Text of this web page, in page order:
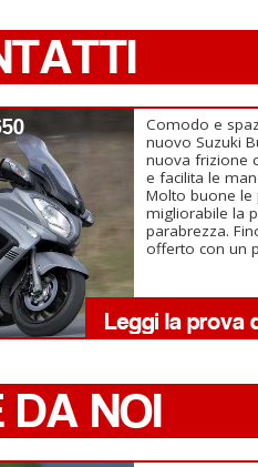
Comodo e
nuovo Suzuki
nuova frizione
e facilita le
Molto buone le
migliorabile la
parabrezza.
offerto con un
DA NOI